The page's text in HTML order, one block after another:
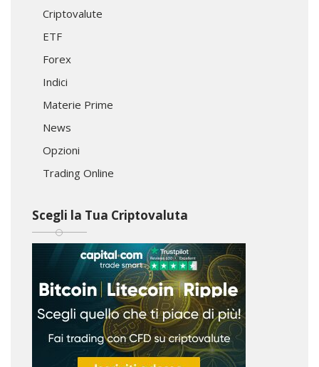
Criptovalute
ETF
Forex
Indici
Materie Prime
News
Opzioni
Trading Online
Scegli la Tua Criptovaluta